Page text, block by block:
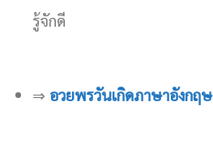
รู้จักดี
⇒ อวยพรวันเกิดภาษาอังกฤษ